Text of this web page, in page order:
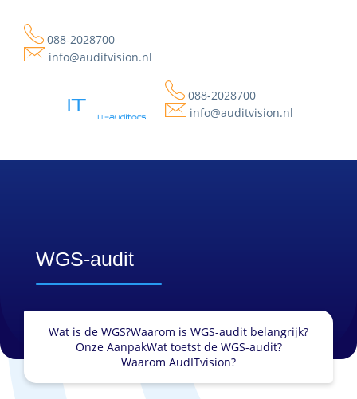
088-2028700
info@auditvision.nl
088-2028700
info@auditvision.nl
WGS-audit
Wat is de WGS?Waarom is WGS-audit belangrijk?
Onze AanpakWat toetst de WGS-audit?
Waarom AudITvision?